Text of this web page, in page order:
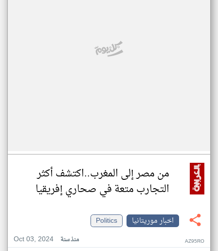
من مصر إلى المغرب..اكتشف أكثر
التجارب متعة في صحاري إفريقيا
اخبار موريتانيا
Politics
Oct 03, 2024
منذ سنة AZ95RO